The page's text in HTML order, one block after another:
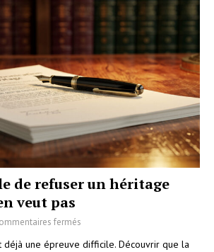
de refuser un héritage
veut pas
fermés
déjà une épreuve difficile. Découvrir que la